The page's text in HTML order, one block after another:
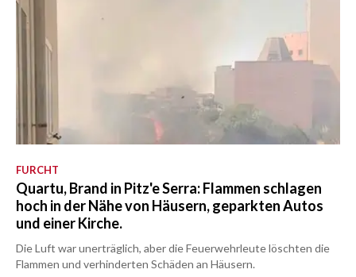
FURCHT
Quartu, Brand in Pitz'e Serra: Flammen schlagen
hoch in der Nähe von Häusern, geparkten Autos
und einer Kirche.
Die Luft war unerträglich, aber die Feuerwehrleute löschten die
Flammen und verhinderten Schäden an Häusern.